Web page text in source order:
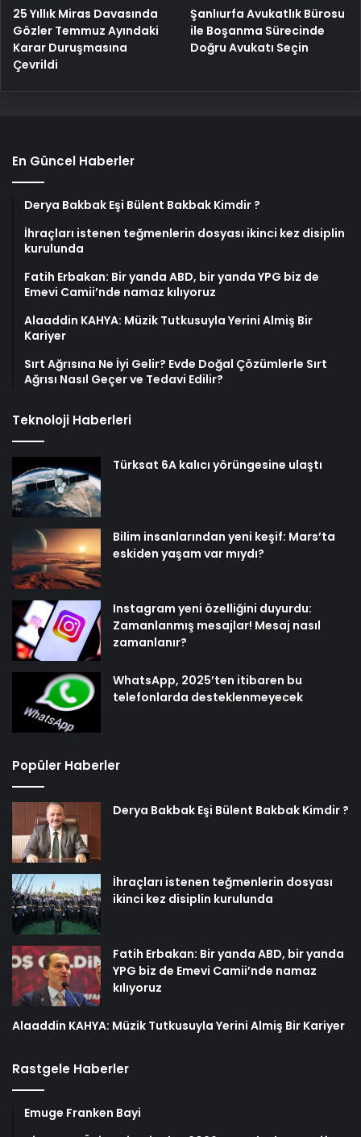
25 Yıllık Miras Davasında
Gözler Temmuz Ayındaki
Karar Duruşmasına
Çevrildi
Şanlıurfa Avukatlık Bürosu
ile Boşanma Sürecinde
Doğru Avukatı Seçin
En Güncel Haberler
Derya Bakbak Eşi Bülent Bakbak Kimdir ?
İhraçları istenen teğmenlerin dosyası ikinci kez disiplin
kurulunda
Fatih Erbakan: Bir yanda ABD, bir yanda YPG biz de
Emevi Camii’nde namaz kılıyoruz
Alaaddin KAHYA: Müzik Tutkusuyla Yerini Almiş Bir
Kariyer
Sırt Ağrısına Ne İyi Gelir? Evde Doğal Çözümlerle Sırt
Ağrısı Nasıl Geçer ve Tedavi Edilir?
Teknoloji Haberleri
Türksat 6A kalıcı yörüngesine ulaştı
Bilim insanlarından yeni keşif: Mars’ta
eskiden yaşam var mıydı?
Instagram yeni özelliğini duyurdu:
Zamanlanmış mesajlar! Mesaj nasıl
zamanlanır?
WhatsApp, 2025’ten itibaren bu
telefonlarda desteklenmeyecek
Popüler Haberler
Derya Bakbak Eşi Bülent Bakbak Kimdir ?
İhraçları istenen teğmenlerin dosyası
ikinci kez disiplin kurulunda
Fatih Erbakan: Bir yanda ABD, bir yanda
YPG biz de Emevi Camii’nde namaz
kılıyoruz
Alaaddin KAHYA: Müzik Tutkusuyla Yerini Almiş Bir Kariyer
Rastgele Haberler
Emuge Franken Bayi